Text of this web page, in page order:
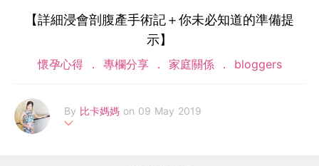
【詳細浸會剖腹產手術記＋你未必知道的準備提
示】
懷孕心得 專欄分享 家庭關係 bloggers
By 比卡媽媽 on 09 May 2019